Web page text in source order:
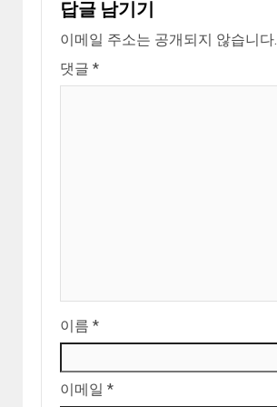
답글 남기기
이메일 주소는 공개되지 않습니다.
댓글 *
이름 *
이메일 *